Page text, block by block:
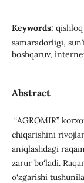
Keywords:
samaradorligi,
boshqaruv,
Abstract
“АGROMIR”
chiqarishini
aniqlashdagi
zarur bo‘ladi.
o‘zgarishi